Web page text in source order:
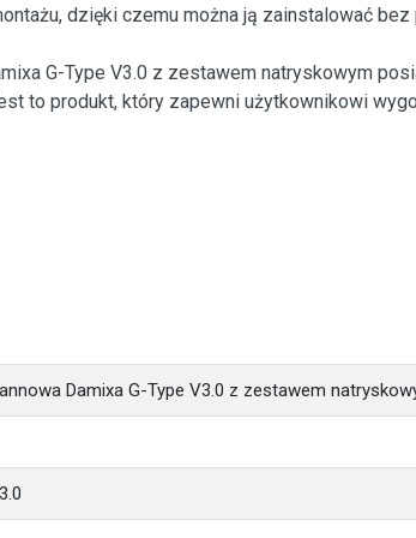
dzięki czemu można ją zainstalować
G-Type V3.0 z zestawem natryskowym
to produkt, który zapewni użytkownikowi
Damixa G-Type V3.0 z zestawem